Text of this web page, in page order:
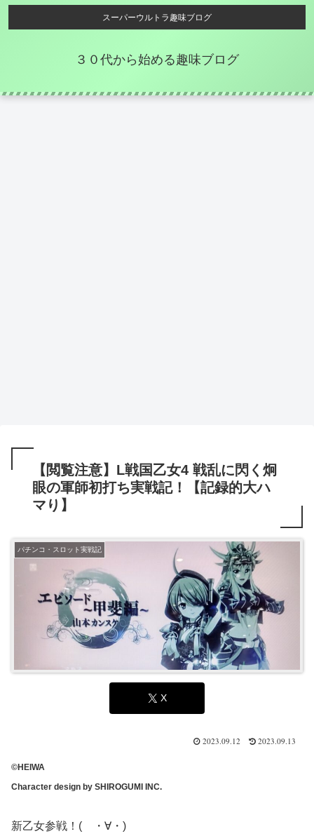
スーパーウルトラ趣味ブログ
３０代から始める趣味ブログ
【閲覧注意】L戦国乙女4 戦乱に閃く炯
眼の軍師初打ち実戦記！【記録的大ハ
マり】
パチンコ・スロット実戦記
X
2023.09.12 2023.09.13
©HEIWA
Character design by SHIROGUMI INC.
新乙女参戦！( ・∀・)